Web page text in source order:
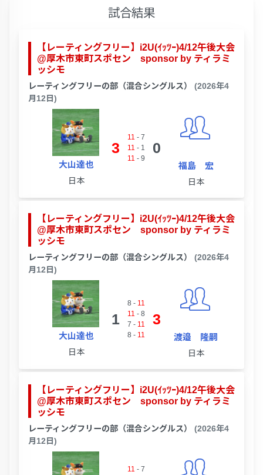
試合結果
【レーティングフリー】i2U(ｲｯﾂｰ)4/12午後大会
@厚木市東町スポセン sponsor by ティラミ
ッシモ
レーティングフリーの部（混合シングルス）
(2026年4
月12日)
大山達也
日本
3
11 - 7
11 - 1
11 - 9
0
福島 宏
日本
【レーティングフリー】i2U(ｲｯﾂｰ)4/12午後大会
@厚木市東町スポセン sponsor by ティラミ
ッシモ
レーティングフリーの部（混合シングルス）
(2026年4
月12日)
大山達也
日本
1
8 - 11
11 - 8
7 - 11
8 - 11
3
渡邉 隆嗣
日本
【レーティングフリー】i2U(ｲｯﾂｰ)4/12午後大会
@厚木市東町スポセン sponsor by ティラミ
ッシモ
レーティングフリーの部（混合シングルス）
(2026年4
月12日)
11 - 7